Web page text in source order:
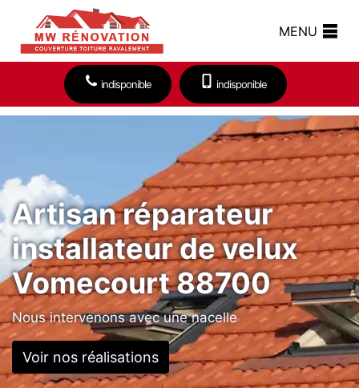
MENU
indisponible indisponible
Artisan réparateur
installateur de velux
Vomecourt 88700
Nous intervenons avec une nacelle
Voir nos réalisations